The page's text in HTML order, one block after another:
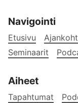
Navigointi
Etusivu
Seminaarit
Aiheet
Tapahtumat